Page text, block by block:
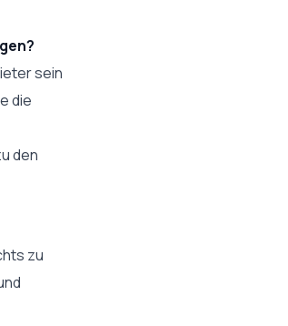
sein
die
den
zu